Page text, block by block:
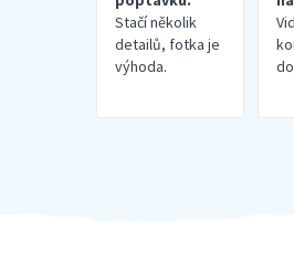
Stačí několik
detailů, fotka je
výhoda.